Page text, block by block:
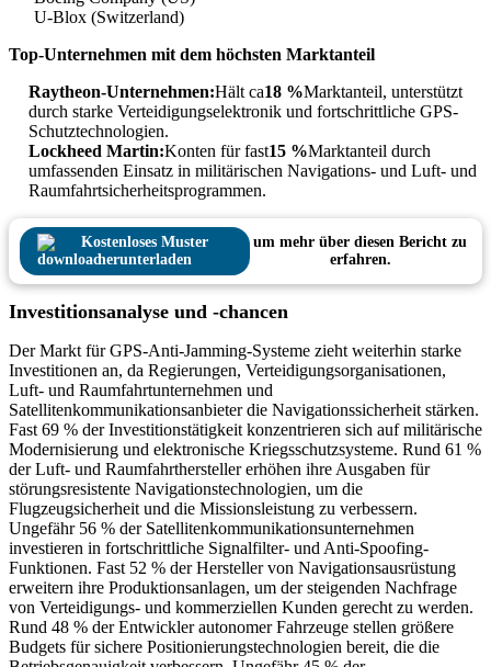
U-Blox (Switzerland)
Top-Unternehmen mit dem höchsten Marktanteil
Raytheon-Unternehmen:Hält ca18 %Marktanteil, unterstützt
durch starke Verteidigungselektronik und fortschrittliche GPS-
Schutztechnologien.
Lockheed Martin:Konten für fast15 %Marktanteil durch
umfassenden Einsatz in militärischen Navigations- und Luft- und
Raumfahrtsicherheitsprogrammen.
Kostenloses Muster
herunterladen
um mehr über diesen Bericht zu
erfahren.
Investitionsanalyse und -chancen
Der Markt für GPS-Anti-Jamming-Systeme zieht weiterhin starke
Investitionen an, da Regierungen, Verteidigungsorganisationen,
Luft- und Raumfahrtunternehmen und
Satellitenkommunikationsanbieter die Navigationssicherheit stärken.
Fast 69 % der Investitionstätigkeit konzentrieren sich auf militärische
Modernisierung und elektronische Kriegsschutzsysteme. Rund 61 %
der Luft- und Raumfahrthersteller erhöhen ihre Ausgaben für
störungsresistente Navigationstechnologien, um die
Flugzeugsicherheit und die Missionsleistung zu verbessern.
Ungefähr 56 % der Satellitenkommunikationsunternehmen
investieren in fortschrittliche Signalfilter- und Anti-Spoofing-
Funktionen. Fast 52 % der Hersteller von Navigationsausrüstung
erweitern ihre Produktionsanlagen, um der steigenden Nachfrage
von Verteidigungs- und kommerziellen Kunden gerecht zu werden.
Rund 48 % der Entwickler autonomer Fahrzeuge stellen größere
Budgets für sichere Positionierungstechnologien bereit, die die